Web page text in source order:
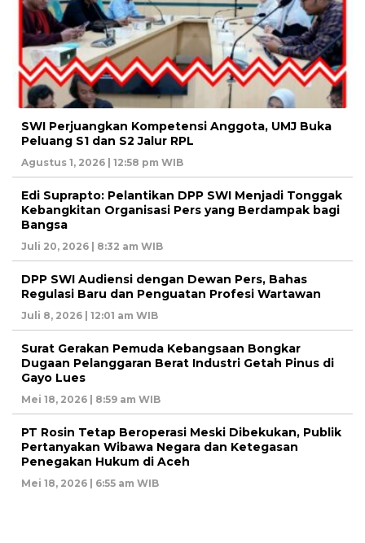
SWI Perjuangkan Kompetensi Anggota, UMJ Buka
Peluang S1 dan S2 Jalur RPL
Agustus 1, 2026 | 12:58 pm WIB
Edi Suprapto: Pelantikan DPP SWI Menjadi Tonggak
Kebangkitan Organisasi Pers yang Berdampak bagi
Bangsa
Juli 20, 2026 | 8:32 am WIB
DPP SWI Audiensi dengan Dewan Pers, Bahas
Regulasi Baru dan Penguatan Profesi Wartawan
Juli 8, 2026 | 12:01 am WIB
Surat Gerakan Pemuda Kebangsaan Bongkar
Dugaan Pelanggaran Berat Industri Getah Pinus di
Gayo Lues
Mei 18, 2026 | 8:59 am WIB
PT Rosin Tetap Beroperasi Meski Dibekukan, Publik
Pertanyakan Wibawa Negara dan Ketegasan
Penegakan Hukum di Aceh
Mei 18, 2026 | 6:55 am WIB